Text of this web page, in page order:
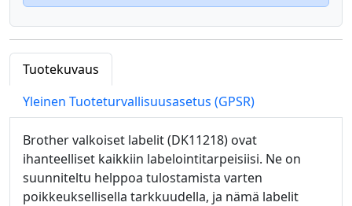
Tuotekuvaus
Yleinen Tuoteturvallisuusasetus (GPSR)
Brother valkoiset labelit (DK11218) ovat
ihanteelliset kaikkiin labelointitarpeisiisi. Ne on
suunniteltu helppoa tulostamista varten
poikkeuksellisella tarkkuudella, ja nämä labelit